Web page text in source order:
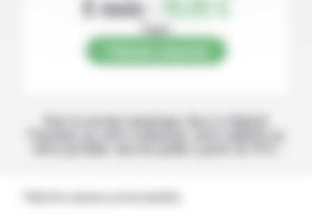
Papier
Avec la version numérique, lisez La Volonté
Paysanne sur votre ordinateur, votre tablette ou